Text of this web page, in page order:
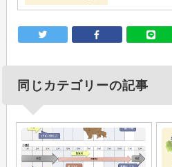
同じカテゴリーの記事